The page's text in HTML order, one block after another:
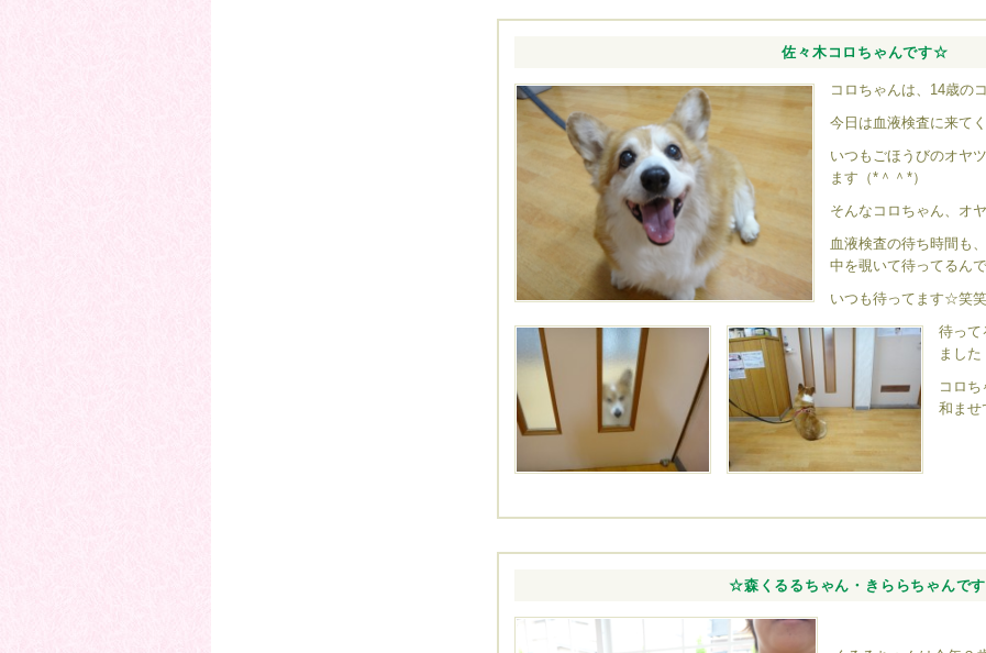
佐々木コロちゃんです☆
コロちゃんは、14歳の
今日は血液検査に来てく
いつもごほうびのオヤ
ます（*＾＾*）
そんなコロちゃん、オ
血液検査の待ち時間も
中を覗いて待ってるん
いつも待ってます☆笑笑
待って
ました
コロ
和ませ
☆森くるるちゃん・きららちゃんで